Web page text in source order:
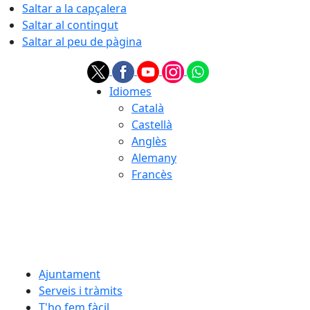
Saltar a la capçalera
Saltar al contingut
Saltar al peu de pàgina
Idiomes
Català
Castellà
Anglès
Alemany
Francès
Ajuntament
Serveis i tràmits